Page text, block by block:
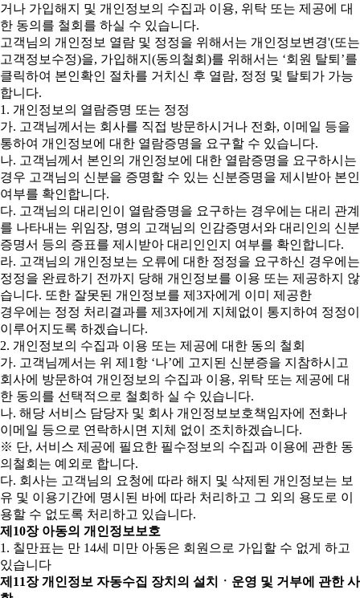
거나 가입해지 및 개인정보의 수집과 이용, 위탁 또는 제공에 대
한 동의를 철회를 하실 수 있습니다.
고객님의 개인정보 열람 및 정정을 위해서는 개인정보변경'(또는
고객정보수정)을, 가입해지(동의철회)를 위해서는 ‘회원 탈퇴’를
클릭하여 본인확인 절차를 거치신 후 열람, 정정 및 탈퇴가 가능
합니다.
1. 개인정보의 열람증명 또는 정정
가. 고객님께서는 회사를 직접 방문하시거나 전화, 이메일 등을
통하여 개인정보에 대한 열람증명을 요구할 수 있습니다.
나. 고객님께서 본인의 개인정보에 대한 열람증명을 요구하시는
경우 고객님의 신분을 증명할 수 있는 신분증명을 제시받아 본인
여부를 확인합니다.
다. 고객님의 대리인이 열람증명을 요구하는 경우에는 대리 관계
를 나타내는 위임장, 명의 고객님의 인감증명서와 대리인의 신분
증명서 등의 증표를 제시받아 대리인인지 여부를 확인합니다.
라. 고객님의 개인정보는 오류에 대한 정정을 요구하신 경우에는
정정을 완료하기 전까지 당해 개인정보를 이용 또는 제공하지 않
습니다. 또한 잘못된 개인정보를 제3자에게 이미 제공한
경우에는 정정 처리결과를 제3자에게 지체없이 통지하여 정정이
이루어지도록 하겠습니다.
2. 개인정보의 수집과 이용 또는 제공에 대한 동의 철회
가. 고객님께서는 위 제1항 ‘나’에 고지된 신분증을 지참하시고
회사에 방문하여 개인정보의 수집과 이용, 위탁 또는 제공에 대
한 동의를 선택적으로 철회하 실 수 있습니다.
나. 해당 서비스 담당자 및 회사 개인정보보호책임자에 전화나
이메일 등으로 연락하시면 지체 없이 조치하겠습니다.
※ 단, 서비스 제공에 필요한 필수정보의 수집과 이용에 관한 동
의철회는 예외로 합니다.
다. 회사는 고객님의 요청에 따라 해지 및 삭제된 개인정보는 보
유 및 이용기간에 명시된 바에 따라 처리하고 그 외의 용도로 이
용할 수 없도록 처리하고 있습니다.
제10장 아동의 개인정보보호
1. 칠만표는 만 14세 미만 아동은 회원으로 가입할 수 없게 하고
있습니다
제11장 개인정보 자동수집 장치의 설치ㆍ운영 및 거부에 관한 사